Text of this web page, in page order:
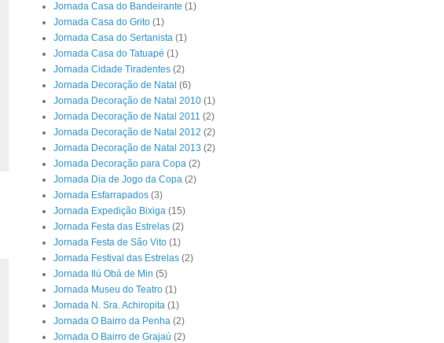
Jornada Casa do Bandeirante (1)
Jornada Casa do Grito (1)
Jornada Casa do Sertanista (1)
Jornada Casa do Tatuapé (1)
Jornada Cidade Tiradentes (2)
Jornada Decoração de Natal (6)
Jornada Decoração de Natal 2010 (1)
Jornada Decoração de Natal 2011 (2)
Jornada Decoração de Natal 2012 (2)
Jornada Decoração de Natal 2013 (2)
Jornada Decoração para Copa (2)
Jornada Dia de Jogo da Copa (2)
Jornada Esfarrapados (3)
Jornada Expedição Bixiga (15)
Jornada Festa das Estrelas (2)
Jornada Festa de São Vito (1)
Jornada Festival das Estrelas (2)
Jornada Ilú Obá de Min (5)
Jornada Museu do Teatro (1)
Jornada N. Sra. Achiropita (1)
Jornada O Bairro da Penha (2)
Jornada O Bairro de Grajaú (2)